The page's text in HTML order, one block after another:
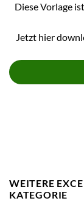
Diese Vorlage
Jetzt hier
WEITERE
KATEGORIE